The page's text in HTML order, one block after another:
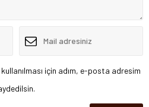
için adım, e-posta adresim